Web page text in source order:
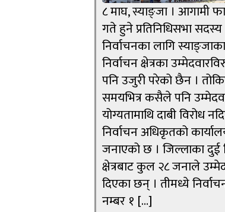
८ माघ, स्याङ्जा । आगामी
गते हुने प्रतिनिधिसभा सदस्य
निर्वाचनका लागि
निर्वाचन क्षेत्रका
पनि उजुरी परेको छैन ।
समयभित्र कसैले पनि
योग्यतामाथि दाबी विरोध
निर्वाचन अधिकृतको
जनाएको छ । जिल्लाका दुई
क्षेत्रबाट कुल २८ जनाले
दिएका छन् । तीमध्ये
नम्बर १ […]